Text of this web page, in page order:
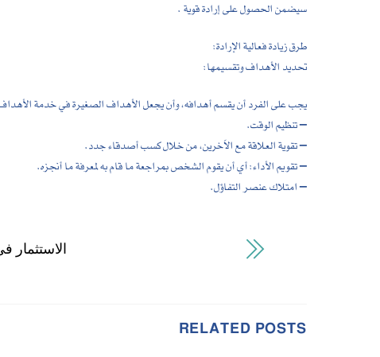
سيضمن الحصول على إرادة قوية .
طرق زيادة فعالية الإرادة:
تحديد الأهداف وتقسيمها:
يجب على الفرد أن يقسم أهدافه، وأن يجعل الأهداف الصغيرة في خدمة
– تنظيم الوقت.
– تقوية العلاقة مع الاَخرين، من خلال كسب أصدقاء جدد.
– تقويم الأداء: أي أن يقوم الشخص بمراجعة ما قام به لمعرفة ما أنجزه.
– امتلاك عنصر التفاؤل.
الاستثمار
RELATED POSTS